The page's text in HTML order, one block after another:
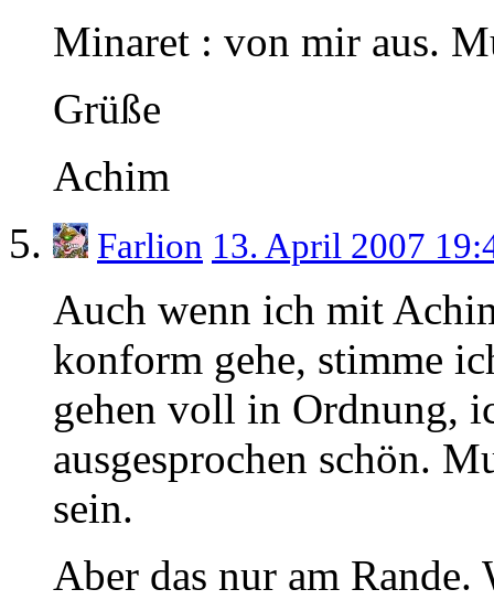
Minaret : von mir aus.
Grüße
Achim
Farlion 13. April 2007
Auch wenn ich mit
konform gehe, stimme
gehen voll in Ordnung,
ausgesprochen schön.
sein.
Aber das nur am Rande.